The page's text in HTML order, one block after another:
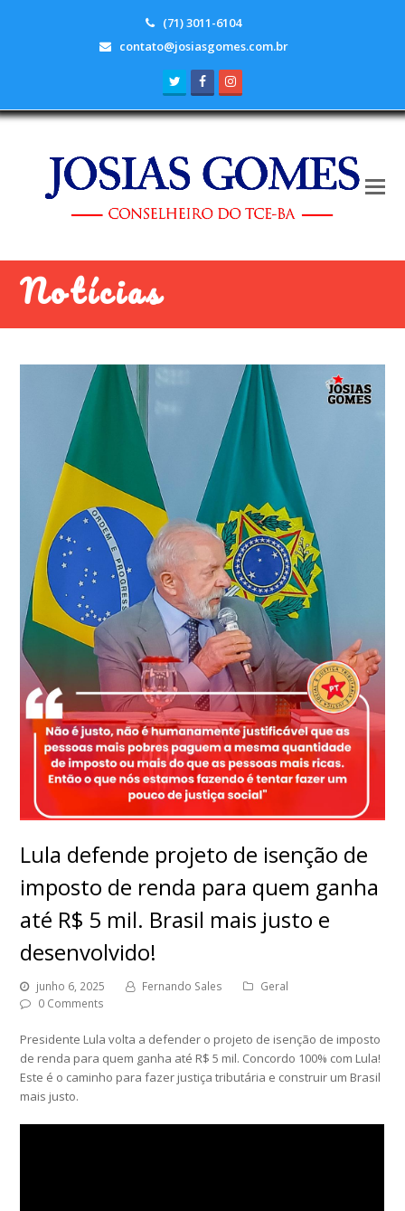
(71) 3011-6104
contato@josiasgomes.com.br
TwitterFacebook
Notícias
Lula defende projeto de isenção de
imposto de renda para quem ganha
até R$ 5 mil. Brasil mais justo e
desenvolvido!
junho 6, 2025 Fernando Sales
Geral
0 Comments
Presidente Lula volta a defender o projeto de isenção de imposto
de renda para quem ganha até R$ 5 mil. Concordo 100% com Lula!
Este é o caminho para fazer justiça tributária e construir um Brasil
mais justo.